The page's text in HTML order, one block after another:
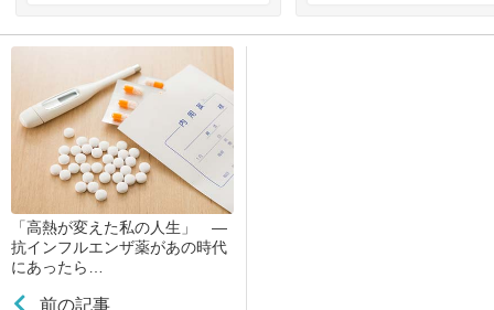
自分みたいに何の取柄のもない人間は、はたして世の
中での存在意義はあるのだろうか。はたして自分は何
になって社会に役立つ人間になろうとしているのだろ
うか。悩み、考え抜いてだした結論は医師になること
であった。
補習科(予備校にいけない生徒の受け皿として当時はど
この進学校にもあった)で授業を受ける傍ら、独学で数
「高熱が変えた私の人生」 ―
抗インフルエンザ薬があの時代
にあったら…
前の記事